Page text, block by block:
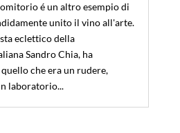
é un altro esempio di
unito il vino all'arte.
eclettico della
Sandro Chia, ha
che era un rudere,
laboratorio...